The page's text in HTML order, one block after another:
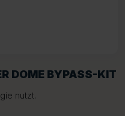
DOME BYPASS-KIT
nutzt.